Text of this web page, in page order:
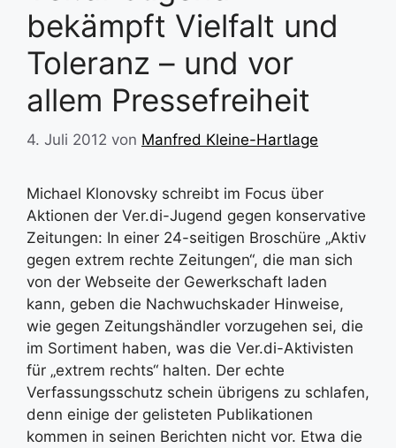
bekämpft Vielfalt und
Toleranz – und vor
allem Pressefreiheit
4. Juli 2012 von Manfred Kleine-Hartlage
Michael Klonovsky schreibt im Focus über
Aktionen der Ver.di-Jugend gegen konservative
Zeitungen: In einer 24-seitigen Broschüre „Aktiv
gegen extrem rechte Zeitungen“, die man sich
von der Webseite der Gewerkschaft laden
kann, geben die Nachwuchskader Hinweise,
wie gegen Zeitungshändler vorzugehen sei, die
im Sortiment haben, was die Ver.di-Aktivisten
für „extrem rechts“ halten. Der echte
Verfassungsschutz schein übrigens zu schlafen,
denn einige der gelisteten Publikationen
kommen in seinen Berichten nicht vor. Etwa die